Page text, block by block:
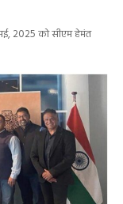
2025 को सीएम हेमंत